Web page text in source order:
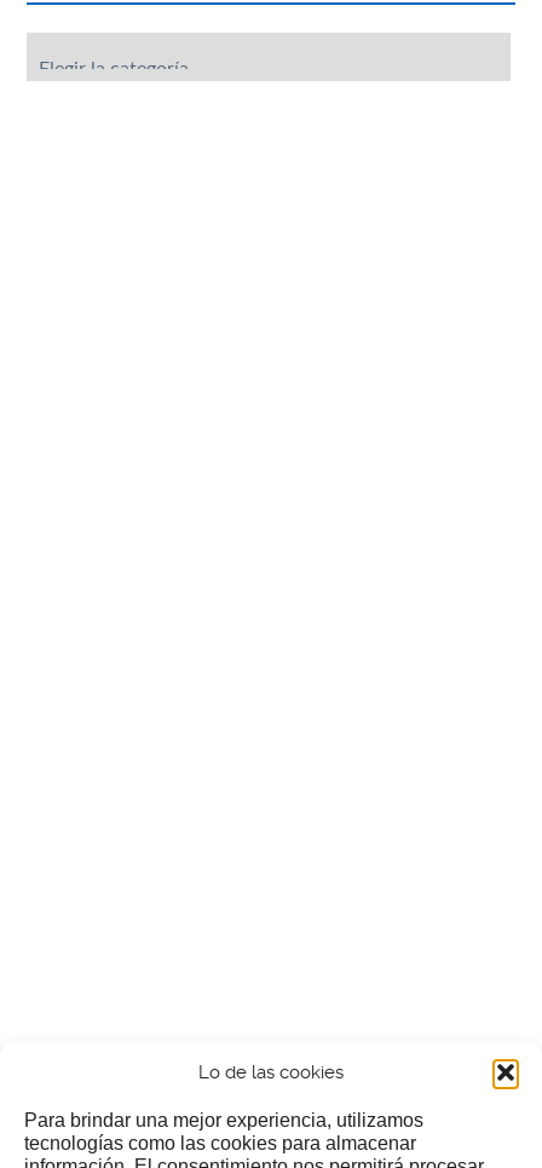
Lo de las cookies
Para brindar una mejor experiencia, utilizamos
tecnologías como las cookies para almacenar